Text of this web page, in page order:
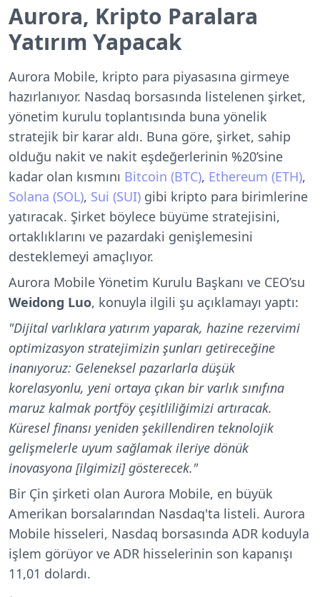
Aurora, Kripto Paralara
Yatırım Yapacak
Aurora Mobile, kripto para piyasasına girmeye
hazırlanıyor. Nasdaq borsasında listelenen şirket,
yönetim kurulu toplantısında buna yönelik
stratejik bir karar aldı. Buna göre, şirket, sahip
olduğu nakit ve nakit eşdeğerlerinin %20’sine
kadar olan kısmını Bitcoin (BTC), Ethereum (ETH),
Solana (SOL), Sui (SUI) gibi kripto para birimlerine
yatıracak. Şirket böylece büyüme stratejisini,
ortaklıklarını ve pazardaki genişlemesini
desteklemeyi amaçlıyor.
Aurora Mobile Yönetim Kurulu Başkanı ve CEO’su
Weidong Luo, konuyla ilgili şu açıklamayı yaptı:
"Dijital varlıklara yatırım yaparak, hazine rezervimi
optimizasyon stratejimizin şunları getireceğine
inanıyoruz: Geleneksel pazarlarla düşük
korelasyonlu, yeni ortaya çıkan bir varlık sınıfına
maruz kalmak portföy çeşitliliğimizi artıracak.
Küresel finansı yeniden şekillendiren teknolojik
gelişmelerle uyum sağlamak ileriye dönük
inovasyona [ilgimizi] gösterecek."
Bir Çin şirketi olan Aurora Mobile, en büyük
Amerikan borsalarından Nasdaq'ta listeli. Aurora
Mobile hisseleri, Nasdaq borsasında ADR koduyla
işlem görüyor ve ADR hisselerinin son kapanışı
11,01 dolardı.